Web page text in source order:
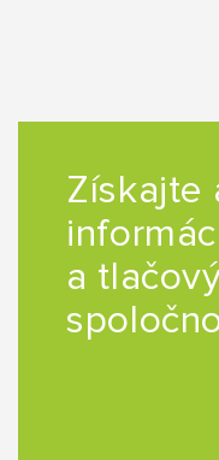
Získajte
a